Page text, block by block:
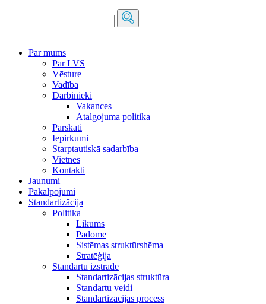
Par mums
Par LVS
Vēsture
Vadība
Darbinieki
Vakances
Atalgojuma politika
Pārskati
Iepirkumi
Starptautiskā sadarbība
Vietnes
Kontakti
Jaunumi
Pakalpojumi
Standartizācija
Politika
Likums
Padome
Sistēmas struktūrshēma
Stratēģija
Standartu izstrāde
Standartizācijas struktūra
Standartu veidi
Standartizācijas process